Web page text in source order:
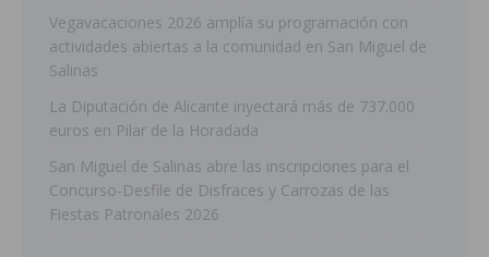
Vegavacaciones 2026 amplía su programación con
actividades abiertas a la comunidad en San Miguel de
Salinas
La Diputación de Alicante inyectará más de 737.000
euros en Pilar de la Horadada
San Miguel de Salinas abre las inscripciones para el
Concurso-Desfile de Disfraces y Carrozas de las
Fiestas Patronales 2026